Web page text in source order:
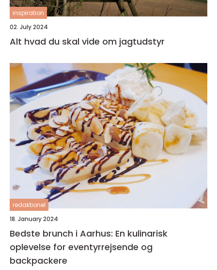
inspiration
02. July 2024
Alt hvad du skal vide om jagtudstyr
redaktionel
18. January 2024
Bedste brunch i Aarhus: En kulinarisk
oplevelse for eventyrrejsende og
backpackere